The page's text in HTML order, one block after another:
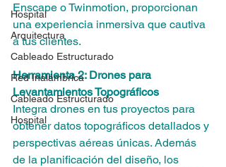
Hospital
Arquitectura
Cableado Estructurado
Red Inalámbrica
Cableado Estructurado
Hospital
Enscape o Twinmotion, proporcionan
una experiencia inmersiva que cautiva
a tus clientes.
Herramienta 2: Drones para
Levantamientos Topográficos
Integra drones en tus proyectos para
obtener datos topográficos detallados y
perspectivas aéreas únicas. Además
de la planificación del diseño, los